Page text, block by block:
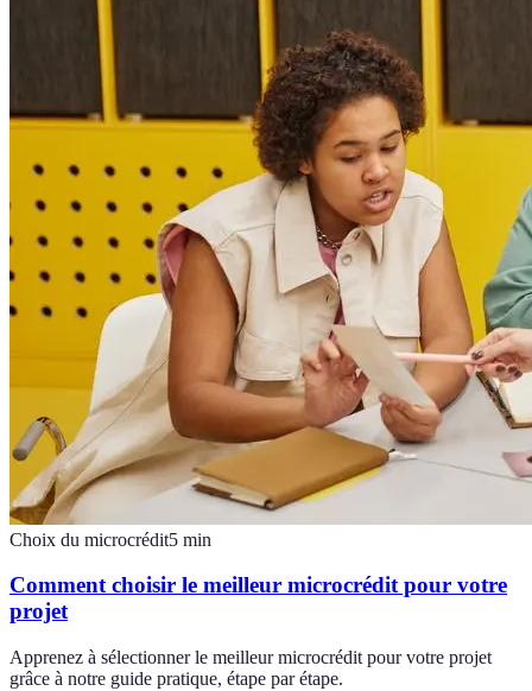
Choix du microcrédit5 min
Comment choisir le meilleur microcrédit pour votre
projet
Apprenez à sélectionner le meilleur microcrédit pour votre projet
grâce à notre guide pratique, étape par étape.